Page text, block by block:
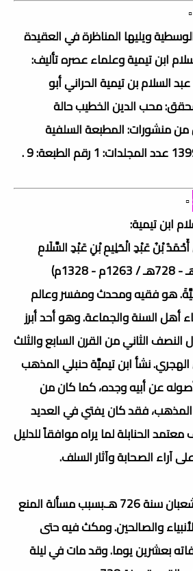
▫️
ويليها المناظرة في العقيدة
ابن تيمية وعلماء عصره تأليف:
السلام بن تيمية الحراني أبو
محب الدين الخطيب حالة
منشورات: المطبعة السلفية
▫️
ابن تيمية:
بْنُ عَبْدِ الْحَلِيمِ بْنِ عَبْدِ السَّلَامِ
النُّمَيْرِيُّ الْحَرَّانِيُّ (661هـ - 728هـ / 1263م - 1328م)
هو فقيه ومحدث ومفسر وعالم
السنة والجماعة. وهو أحد أبرز
النصف الثاني من القرن السابع والثلث
الهجري. نشأ ابن تيميَّة حنبلي المذهب
عن أبيه وجده، كما كان من
فقد كان يفتي في العديد
الحنابلة لما يراه موافقاً للدليل
آراء الصحابة وآثار السلف.
دخل السجن في شهر شعبان سنة 726 هـ.بسبب مسألة المنع
والصالحين. ومكث فيه حتى
بعشرين يوما. وقد مات في ليلة